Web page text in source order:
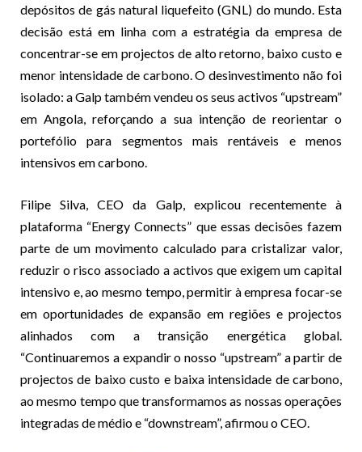
depósitos de gás natural liquefeito (GNL) do mundo. Esta
decisão está em linha com a estratégia da empresa de
concentrar-se em projectos de alto retorno, baixo custo e
menor intensidade de carbono. O desinvestimento não foi
isolado: a Galp também vendeu os seus activos “upstream”
em Angola, reforçando a sua intenção de reorientar o
portefólio para segmentos mais rentáveis e menos
intensivos em carbono.
Filipe Silva, CEO da Galp, explicou recentemente à
plataforma “Energy Connects” que essas decisões fazem
parte de um movimento calculado para cristalizar valor,
reduzir o risco associado a activos que exigem um capital
intensivo e, ao mesmo tempo, permitir à empresa focar-se
em oportunidades de expansão em regiões e projectos
alinhados com a transição energética global.
“Continuaremos a expandir o nosso “upstream” a partir de
projectos de baixo custo e baixa intensidade de carbono,
ao mesmo tempo que transformamos as nossas operações
integradas de médio e “downstream”, afirmou o CEO.